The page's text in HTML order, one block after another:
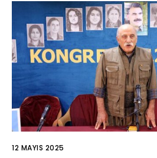
12 MAYIS 2025